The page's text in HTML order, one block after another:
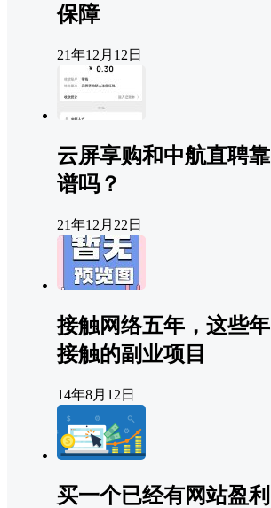
保障
21年12月12日
云屏享购和中航直聘靠
谱吗？
21年12月22日
接触网络五年，这些年
接触的副业项目
14年8月12日
买一个已经有网站盈利